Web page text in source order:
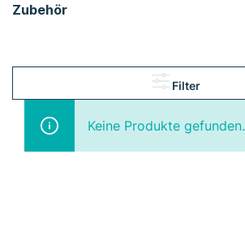
Zubehör
Filter
Keine Produkte gefunden.